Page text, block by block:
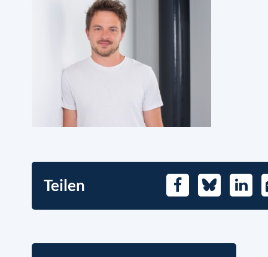
Teilen FacebookBluesky